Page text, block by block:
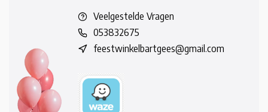
Veelgestelde Vragen
053832675
feestwinkelbartgees@gmail.com